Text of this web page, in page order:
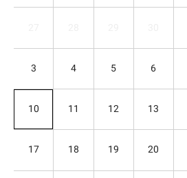
3 4 5 6
10 11 12 13
17 18 19 20